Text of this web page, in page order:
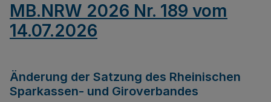
MB.NRW 2026 Nr. 189 vom
14.07.2026
Änderung der Satzung des Rheinischen
Sparkassen- und Giroverbandes